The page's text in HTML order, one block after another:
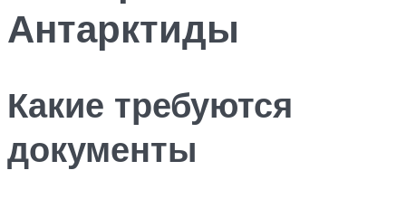
Антарктиды
Какие требуются
документы